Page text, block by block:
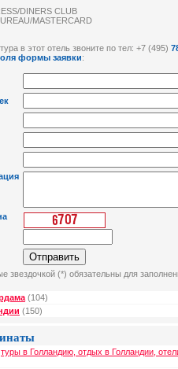
DINERS CLUB
MASTERCARD
в этот отель звоните по тел: +7 (495)
формы заявки:
звездочкой (*) обязательны для
(104)
(150)
туры в Голландию, отдых в Голландии,